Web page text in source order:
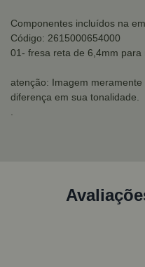
Componentes incluídos na
Código: 2615000654000
01- fresa reta de 6,4mm
atenção: Imagem
diferença em sua tonalidade.